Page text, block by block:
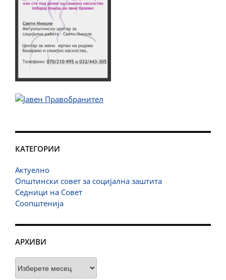
КАТЕГОРИИ
Актуелно
Општински совет за социјална заштита
Седници на Совет
Соопштенија
АРХИВИ